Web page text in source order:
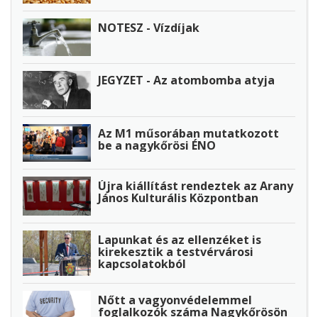
NOTESZ - Vízdíjak
JEGYZET - Az atombomba atyja
Az M1 műsorában mutatkozott
be a nagykőrösi ÉNO
Újra kiállítást rendeztek az Arany
János Kulturális Központban
Lapunkat és az ellenzéket is
kirekesztik a testvérvárosi
kapcsolatokból
Nőtt a vagyonvédelemmel
foglalkozók száma Nagykőrösön